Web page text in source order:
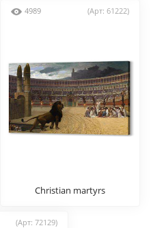
4989 (Арт: 61222)
Christian martyrs
(Арт: 72129)